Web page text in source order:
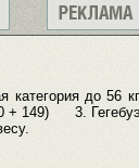
до 56
+ 149) 3.